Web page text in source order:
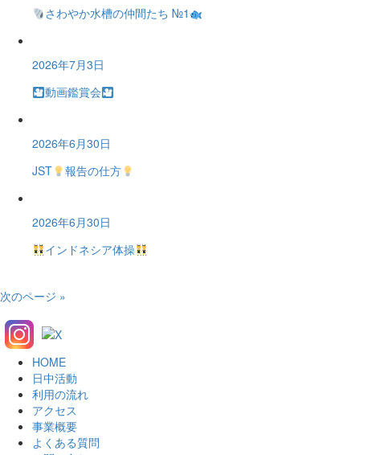
さわやか水槽の仲間たち №1
2026年7月3日
動画鑑賞会
2026年6月30日
JST
報告の仕方
2026年6月30日
インドネシア体操
次のページ »
HOME
日中活動
利用の流れ
アクセス
事業概要
よくある質問